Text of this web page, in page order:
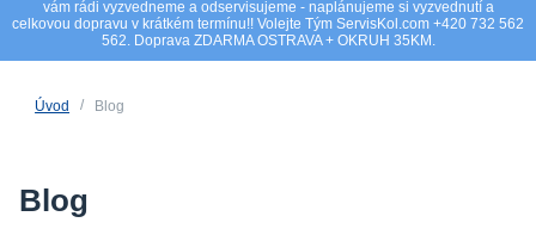
vám rádi vyzvedneme a odservisujeme - naplánujeme si vyzvednutí a
celkovou dopravu v krátkém termínu!! Volejte Tým ServisKol.com +420 732 562
562. Doprava ZDARMA OSTRAVA + OKRUH 35KM.
Úvod Blog
Blog